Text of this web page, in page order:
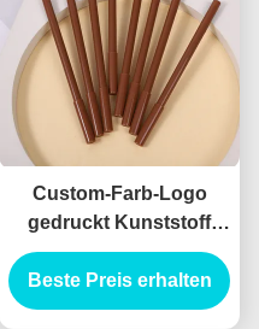
Custom-Farb-Logo
gedruckt Kunststoff
leere Lippen-Liner-
Röhre Packung
Behälter schlanke
Beste Preis erhalten